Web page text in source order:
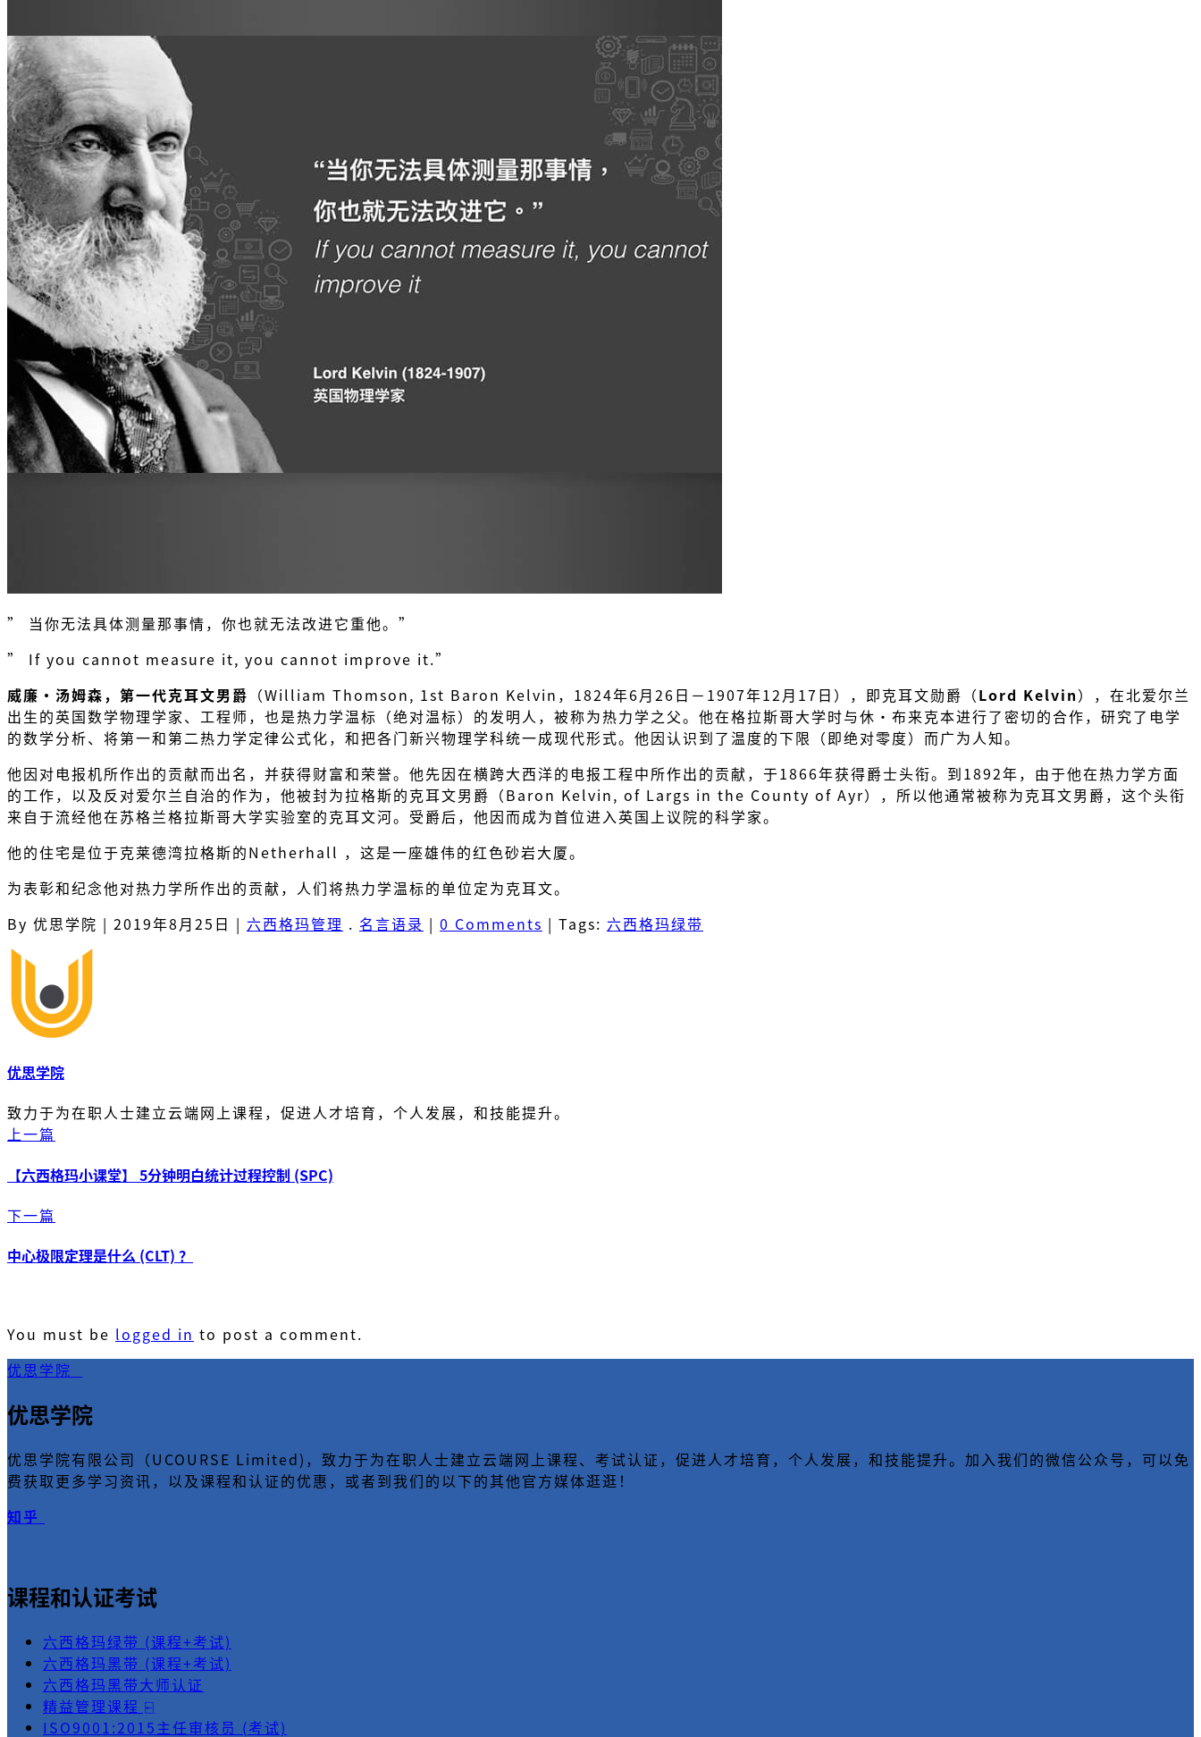
” 当你无法具体测量那事情，你也就无法改进它重他。”
” If you cannot measure it, you cannot improve it.”
威廉·汤姆森，第一代克耳文男爵 （William Thomson, 1st Baron Kelvin，1824年6月26日－1907年12月17日），即克耳文勋爵（Lord Kelvin），在北爱尔兰
出生的英国数学物理学家、工程师，也是热力学温标（绝对温标）的发明人，被称为热力学之父。他在格拉斯哥大学时与休‧布来克本进行了密切的合作，研究了电学
的数学分析、将第一和第二热力学定律公式化，和把各门新兴物理学科统一成现代形式。他因认识到了温度的下限（即绝对零度）而广为人知。
他因对电报机所作出的贡献而出名，并获得财富和荣誉。他先因在横跨大西洋的电报工程中所作出的贡献，于1866年获得爵士头衔。到1892年，由于他在热力学方面
的工作，以及反对爱尔兰自治的作为，他被封为拉格斯的克耳文男爵（Baron Kelvin, of Largs in the County of Ayr），所以他通常被称为克耳文男爵，这个头衔
来自于流经他在苏格兰格拉斯哥大学实验室的克耳文河。受爵后，他因而成为首位进入英国上议院的科学家。
他的住宅是位于克莱德湾拉格斯的Netherhall ，这是一座雄伟的红色砂岩大厦。
为表彰和纪念他对热力学所作出的贡献，人们将热力学温标的单位定为克耳文。
By 优思学院 | 2019年8月25日 | 六西格玛管理 . 名言语录 | 0 Comments | Tags: 六西格玛绿带
优思学院
致力于为在职人士建立云端网上课程，促进人才培育，个人发展，和技能提升。
上一篇
【六西格玛小课堂】 5分钟明白统计过程控制 (SPC)
下一篇
中心极限定理是什么 (CLT) ？
You must be logged in to post a comment.
优思学院
优思学院
优思学院有限公司（UCOURSE Limited)，致力于为在职人士建立云端网上课程、考试认证，促进人才培育，个人发展，和技能提升。加入我们的微信公众号，可以免
费获取更多学习资讯，以及课程和认证的优惠，或者到我们的以下的其他官方媒体逛逛！
知乎
课程和认证考试
六西格玛绿带 (课程+考试)
六西格玛黑带 (课程+考试)
六西格玛黑带大师认证
精益管理课程 ⍇
ISO9001:2015主任审核员 (考试)